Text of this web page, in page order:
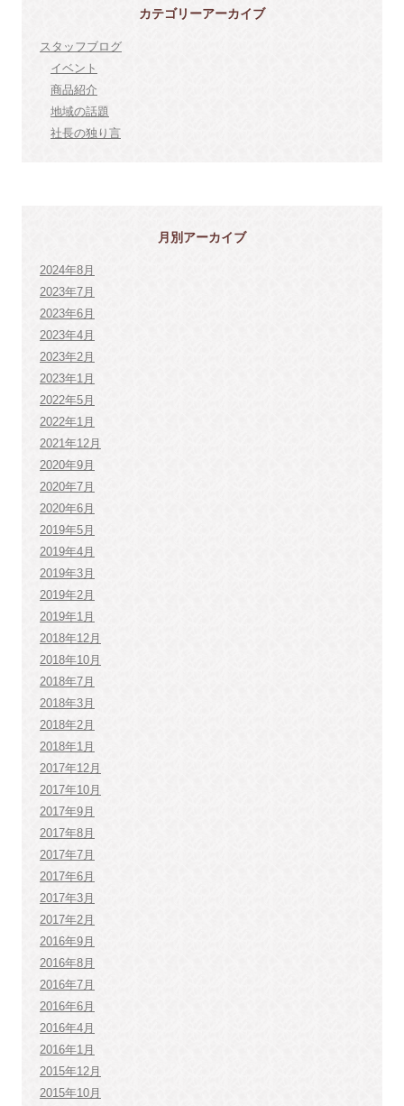
カテゴリーアーカイブ
スタッフブログ
イベント
商品紹介
地域の話題
社長の独り言
月別アーカイブ
2024年8月
2023年7月
2023年6月
2023年4月
2023年2月
2023年1月
2022年5月
2022年1月
2021年12月
2020年9月
2020年7月
2020年6月
2019年5月
2019年4月
2019年3月
2019年2月
2019年1月
2018年12月
2018年10月
2018年7月
2018年3月
2018年2月
2018年1月
2017年12月
2017年10月
2017年9月
2017年8月
2017年7月
2017年6月
2017年3月
2017年2月
2016年9月
2016年8月
2016年7月
2016年6月
2016年4月
2016年1月
2015年12月
2015年10月